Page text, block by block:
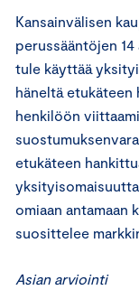
Kansainvälisen
perussääntöjen
tule käyttää
häneltä etukäteen
henkilöön
etukäteen
omiaan antamaan
suosittelee
Asian arviointi